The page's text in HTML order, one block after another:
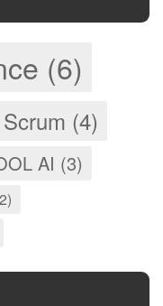
(6)
Scrum (4)
AI (3)